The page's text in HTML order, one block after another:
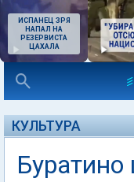
ИСПАНЕЦ ЗРЯ
НАПАЛ НА
РЕЗЕРВИСТА
ЦАХАЛА
КУЛЬТУРА
Буратино